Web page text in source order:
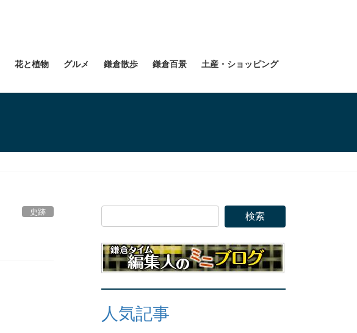
花と植物 グルメ 鎌倉散歩 鎌倉百景 土産・ショッピング
史跡
人気記事